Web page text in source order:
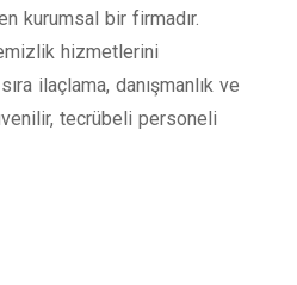
kurumsal bir firmadır.
hizmetlerini
ilaçlama, danışmanlık ve
tecrübeli personeli